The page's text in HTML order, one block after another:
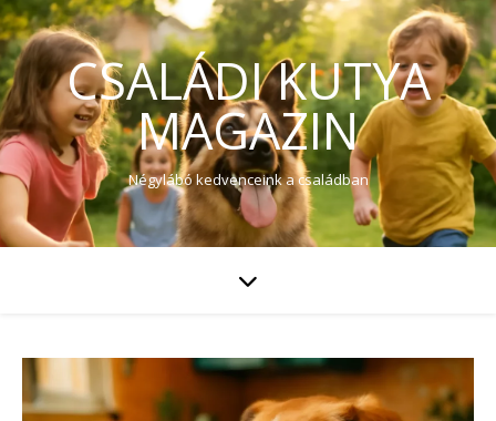
CSALÁDI KUTYA
MAGAZIN
Négylábó kedvenceink a családban